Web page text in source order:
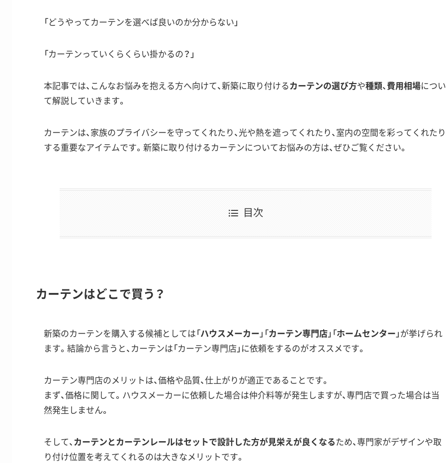
「どうやってカーテンを選べば良いのか分からない 」
「カーテンっていくらくらい掛かるの？ 」
本記事では、こんなお悩みを抱える方へ向けて、新築に取り付けるカーテンの選び方や種類、費用相場につい
て解説していきます。
カーテンは、家族のプライバシーを守ってくれたり、光や熱を遮ってくれたり、室内の空間を彩ってくれたり
する重要なアイテムです。新築に取り付けるカーテンについてお悩みの方は、ぜひご覧ください。
目次
カーテンはどこで買う？
新築のカーテンを購入する候補としては「ハウスメーカー 」「カーテン専門店」「ホームセンター 」が挙げられ
ます。結論から言うと、カーテンは「カーテン専門店 」に依頼をするのがオススメです。
カーテン専門店のメリットは、価格や品質、仕上がりが適正であることです。
まず、価格に関して。ハウスメーカーに依頼した場合は仲介料等が発生しますが、専門店で買った場合は当
然発生しません。
そして、 カーテンとカーテンレールはセットで設計した方が見栄えが良くなるため、専門家がデザインや取
り付け位置を考えてくれるのは大きなメリットです。